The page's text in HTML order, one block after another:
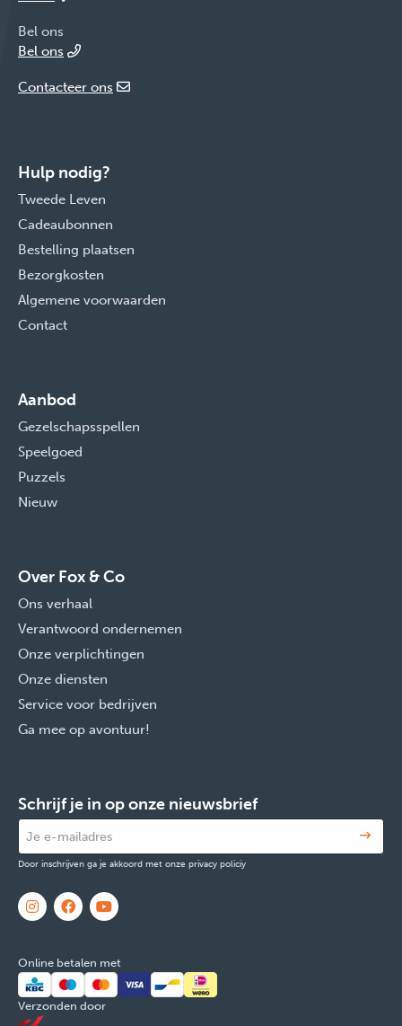
Bel ons
Bel ons
Contacteer ons
Hulp nodig?
Tweede Leven
Cadeaubonnen
Bestelling plaatsen
Bezorgkosten
Algemene voorwaarden
Contact
Aanbod
Gezelschapsspellen
Speelgoed
Puzzels
Nieuw
Over Fox & Co
Ons verhaal
Verantwoord ondernemen
Onze verplichtingen
Onze diensten
Service voor bedrijven
Ga mee op avontuur!
Schrijf je in op onze nieuwsbrief
Door inschrijven ga je akkoord met onze privacy policiy
Online betalen met
Verzonden door